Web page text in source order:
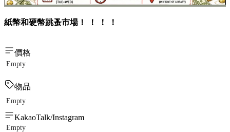
紙幣和硬幣跳蚤市場！ ！ ！ ！
價格
Empty
物品
Empty
KakaoTalk/Instagram
Empty